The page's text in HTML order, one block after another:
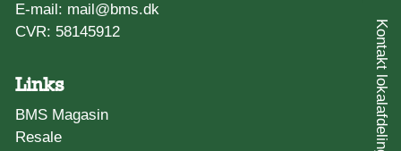
Kontakt lokalafdeling
E-mail: mail@bms.dk
CVR: 58145912
Links
BMS Magasin
Resale